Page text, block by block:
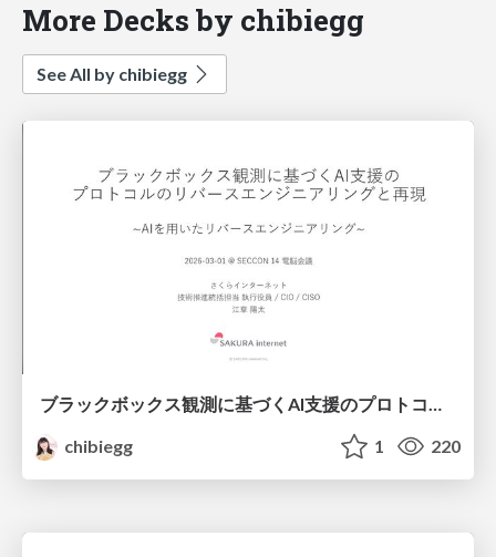
More Decks by chibiegg
See All by chibiegg
ブラックボックス観測に基づくAI支援のプロトコルのリバースエンジニアリングと再現 ~AIを用いたリバースエンジニアリング~ @ SECCON 14 電脳会議 / Reverse Engineering and Reproduction of an AI-Assisted Protocol Based on Black-Box Observation @ SECCON 14 DENNO-KAIGI
chibiegg
1 220